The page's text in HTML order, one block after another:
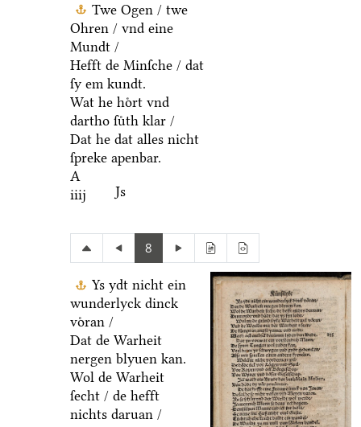
Twe Ogen / twe
Ohren / vnd eine
Mundt /
Hefft de Minſche / dat
ſy em kundt.
Wat he hoͤrt vnd
dartho ſuͤth klar /
Dat he dat alles nicht
ſpreke apenbar.
A
iiij
Js
8
Ys ydt nicht ein
wunderlyck dinck
voͤran /
Dat de Warheit
nergen blyuen kan.
Wol de Warheit
ſecht / de hefft
nichts daruan /